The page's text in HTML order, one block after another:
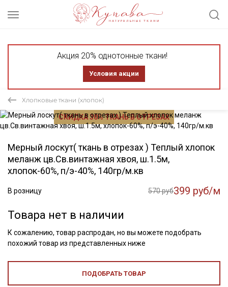
Акция 20% однотонные ткани!
Условия акции
Хлопковые ткани (хлопок)
СКИДКА 30% ТКАНЬ В ОТРЕЗАХ
Мерный лоскут( ткань в отрезах ) Теплый хлопок
меланж цв.Св.винтажная хвоя, ш.1.5м,
хлопок-60%, п/э-40%, 140гр/м.кв
В розницу 570 руб399 руб/м
Товара нет в наличии
К сожалению, товар распродан, но вы можете подобрать
похожий товар из представленных ниже
ПОДОБРАТЬ ТОВАР